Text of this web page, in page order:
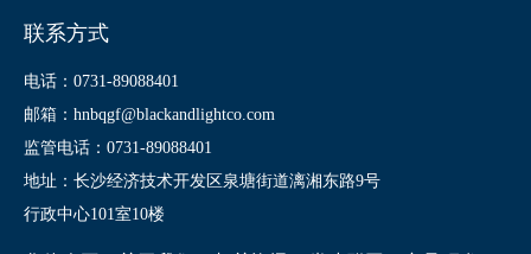
联系方式
电话：0731-89088401
邮箱：hnbqgf@blackandlightco.com
监管电话：0731-89088401
地址：长沙经济技术开发区泉塘街道漓湘东路9号
行政中心101室10楼